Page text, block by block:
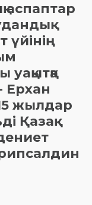
аспаптар
Ерхан
жылдар
Қазақ